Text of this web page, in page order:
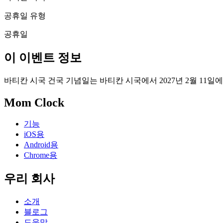
공휴일 유형
공휴일
이 이벤트 정보
바티칸 시국 건국 기념일는 바티칸 시국에서 2027년 2월 11일
Mom Clock
기능
iOS용
Android용
Chrome용
우리 회사
소개
블로그